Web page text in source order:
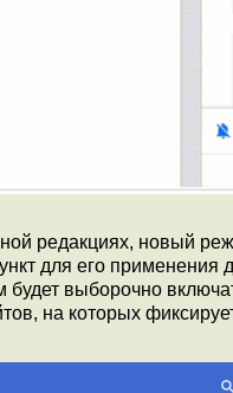
редакциях, новый
для его
выборочно
на которых